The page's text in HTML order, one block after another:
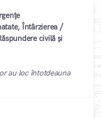
Întârzierea /
civilă și
au loc întotdeauna